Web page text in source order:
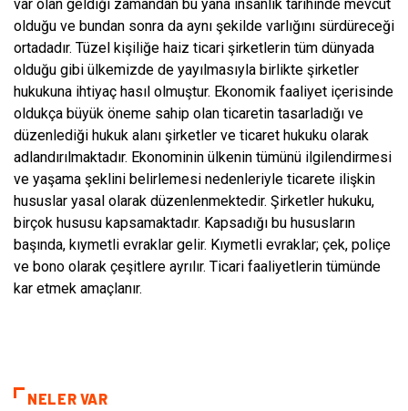
var olan geldiği zamandan bu yana insanlık tarihinde mevcut
olduğu ve bundan sonra da aynı şekilde varlığını sürdüreceği
ortadadır. Tüzel kişiliğe haiz ticari şirketlerin tüm dünyada
olduğu gibi ülkemizde de yayılmasıyla birlikte şirketler
hukukuna ihtiyaç hasıl olmuştur. Ekonomik faaliyet içerisinde
oldukça büyük öneme sahip olan ticaretin tasarladığı ve
düzenlediği hukuk alanı şirketler ve ticaret hukuku olarak
adlandırılmaktadır. Ekonominin ülkenin tümünü ilgilendirmesi
ve yaşama şeklini belirlemesi nedenleriyle ticarete ilişkin
hususlar yasal olarak düzenlenmektedir. Şirketler hukuku,
birçok hususu kapsamaktadır. Kapsadığı bu hususların
başında, kıymetli evraklar gelir. Kıymetli evraklar; çek, poliçe
ve bono olarak çeşitlere ayrılır. Ticari faaliyetlerin tümünde
kar etmek amaçlanır.
NELER VAR